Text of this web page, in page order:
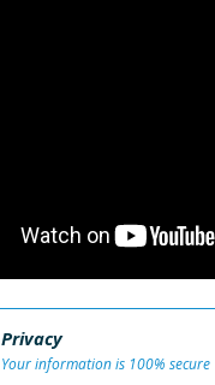
Privacy
Your information is 100% secure